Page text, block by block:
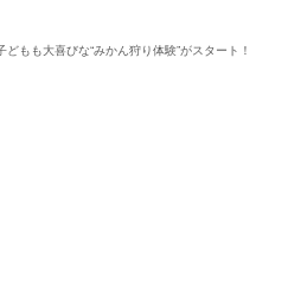
もも大喜びな“みかん狩り体験”がスタート！